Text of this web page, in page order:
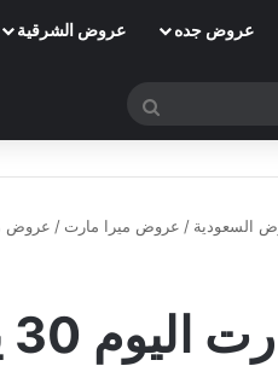
عروض جده عروض الشرقية
بحث
السعودية / عروض ميرا مارت / عروض ميرا مارت اليوم